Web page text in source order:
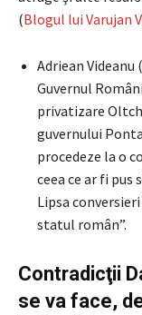
(Blogul lui Varujan
Adriean Videanu
Guvernul
privatizare
guvernului
procedeze la o
ceea ce ar fi
Lipsa
statul român”.
Contradicţii
se va face,